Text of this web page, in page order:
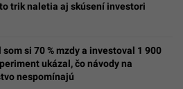
trik naletia aj skúsení investori
som si 70 % mzdy a investoval 1 900
ukázal, čo návody na
nespomínajú